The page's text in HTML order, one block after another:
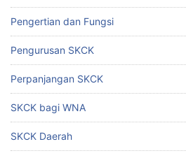
Pengertian dan Fungsi
Pengurusan SKCK
Perpanjangan SKCK
SKCK bagi WNA
SKCK Daerah